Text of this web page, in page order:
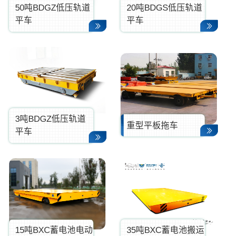
50吨BDGZ低压轨道
平车
20吨BDGS低压轨道
平车
3吨BDGZ低压轨道
平车
重型平板拖车
15吨BXC蓄电池电动
35吨BXC蓄电池搬运